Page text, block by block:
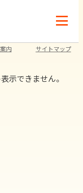
内 サイトマップ
示できません。